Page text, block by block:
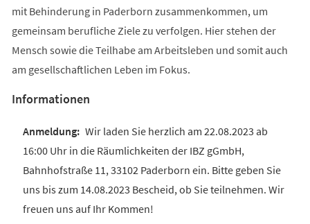
mit Behinderung in Paderborn zusammenkommen, um
gemeinsam berufliche Ziele zu verfolgen. Hier stehen der
Mensch sowie die Teilhabe am Arbeitsleben und somit auch
am gesellschaftlichen Leben im Fokus.
Informationen
Wir laden Sie herzlich am 22.08.2023 ab
16:00 Uhr in die Räumlichkeiten der IBZ gGmbH,
Bahnhofstraße 11, 33102 Paderborn ein. Bitte geben Sie
uns bis zum 14.08.2023 Bescheid, ob Sie teilnehmen. Wir
freuen uns auf Ihr Kommen!